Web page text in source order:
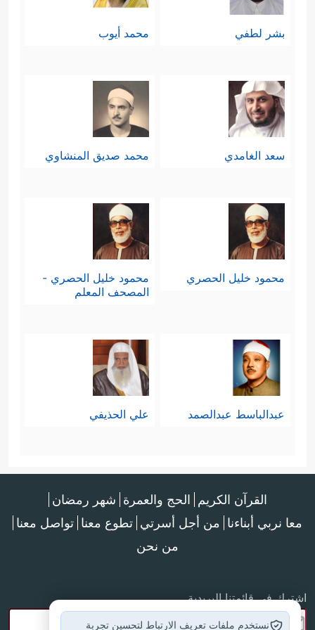
لِلَّهِ رَبِّ ٱلۡعَـٰلَمِینَ﴾
فسلامٌ عليك سيدي رسول الله وعلى آل
وحمل دعوتك إلى يوم الدين، وسلامٌ
على إخوانك المرسلين، وآخرُ دعوانا أن
الحمد لله ربِّ العالمين.
بشر لطفي محمد أيوب
سعد الغامدي محمد صديق المنشاوي
محمود خليل الحصري
محمود خليل الحصري -
المصحف المعلم
عبدالباسط عبدالصمد علي الحذيفي
القرآن الكريم الحج والعمرة شهر رمضان
معا نربي أبناءنا من أجل أسرتي تطوع معنا تواصل معنا
من نحن
اشترك في قائمتنا البريدية
نستخدم ملفات تعريف الارتباط لتحسين تجربة